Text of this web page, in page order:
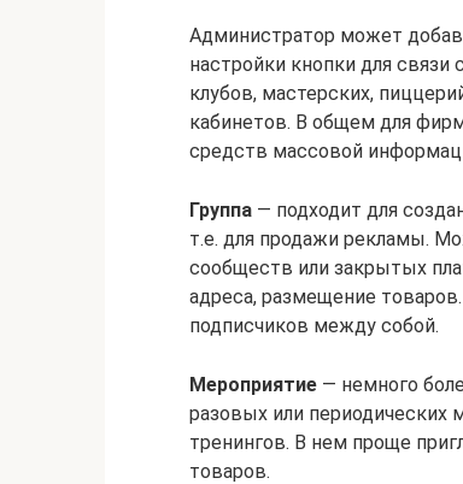
Администратор может
настройки кнопки для связи
клубов, мастерских,
кабинетов. В общем для
средств массовой
Группа — подходит для
т.е. для продажи рекламы.
сообществ или закрытых
адреса, размещение
подписчиков между собой.
Мероприятие — немного
разовых или периодических
тренингов. В нем проще
товаров.